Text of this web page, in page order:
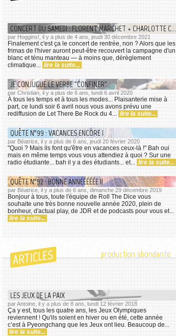
CONCERT DU SAMEDI : FLORENT MARCHET + CHARLOTTE COULEAU
par Hoggins!, il y a plus de 4 ans, jeudi 30 décembre 2021
Finalement c'est ça le concert de rentrée, non ? Alors que les
frimas de l'hiver auront peut-être recouvert la campagne d'un
blanc et ténu manteau — à moins que, dérèglement
climatique... lire la suite...
JE CONJUGUE LE VERBE "CONFINER"...
par Christian, il y a plus de 6 ans, lundi 6 avril 2020
À tous les temps et à tous les modes... Plaisanterie mise à
part, ce lundi soir 6 avril nous vous avons prévu une
rediffusion de Let There Be Rock du 4... lire la suite...
QUÊTE N°99 : VACANCES ENCORE !
par Béatrice, il y a plus de 6 ans, jeudi 20 février 2020
"Quoi ? Mais ils font qu'être en vacances ceux-là !" Bah oui
mais en même temps vous vous attendiez à quoi ? Sur une
radio étudiante... bah il y a des étudiants... et... lire la suite...
QUÊTE N°92 : BONNE ANNÉÉÉÉÉE !!
par Béatrice, il y a plus de 6 ans, dimanche 29 décembre 2019
Bonjour à tous, toute l'équipe de Roll The Dice vous
souhaite une très bonne nouvelle année 2020, plein de
bonheur, d'actual play, de JDR et de podcasts pour vous et...
lire la suite...
ARTICLES production abondante
LES JEUX DE LA PAIX
par Antoine, il y a plus de 8 ans, lundi 12 février 2018
Ça y est, tous les quatre ans, les Jeux Olympiques
reviennent ! Qu'ils soient en hiver ou en été, cette année
c’est à Pyeongchang que les Jeux ont lieu. Beaucoup de...
lire la suite...